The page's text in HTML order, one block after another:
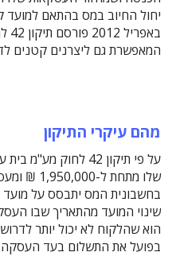
יחול החיוב במס בהתאם למועד
המאפשרת גם ליצרנים קטנים
מהם עיקרי התיקון
על פי תיקון 42
בחשבונית המס יתבסס על
שינוי המועד מהתאריך שבו
הוא שהלקוח לא יכול יותר
בפועל את התשלום בעד